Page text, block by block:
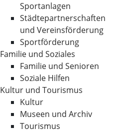
Sportanlagen
Städtepartnerschaften
und Vereinsförderung
Sportförderung
Familie und Soziales
Familie und Senioren
Soziale Hilfen
Kultur und Tourismus
Kultur
Museen und Archiv
Tourismus